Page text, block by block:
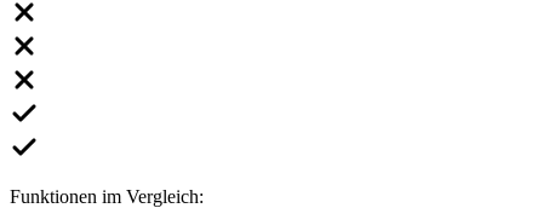
Funktionen im Vergleich: